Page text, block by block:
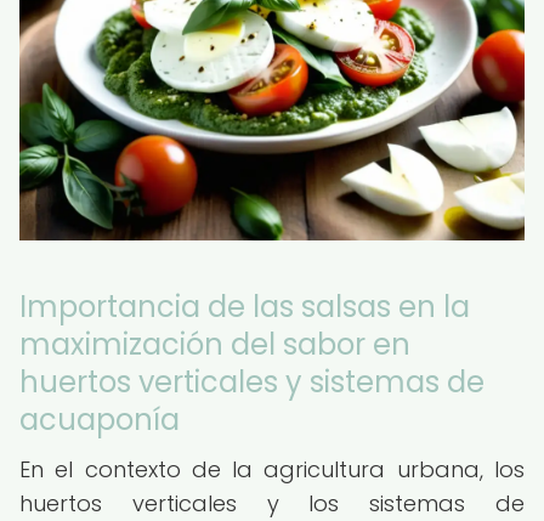
Importancia de las salsas en la
maximización del sabor en
huertos verticales y sistemas de
acuaponía
En el contexto de la agricultura urbana, los
huertos verticales y los sistemas de